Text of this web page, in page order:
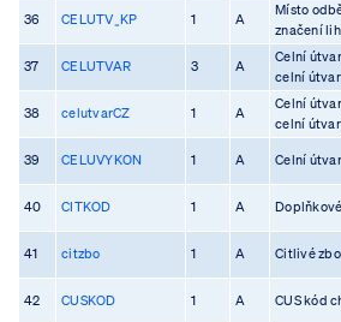
36 CELUTV_KP 1 A
Místo
značení
37 CELUTVAR 3 A
Celní
celní
38 celutvarCZ 1 A
Celní
celní
39 CELUVYKON 1 A Celní
40 CITKOD 1 A
41 citzbo 1 A Citlivé
42 CUSKOD 1 A CUS kód